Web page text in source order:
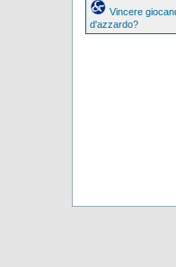
Vincere
d'azzardo?